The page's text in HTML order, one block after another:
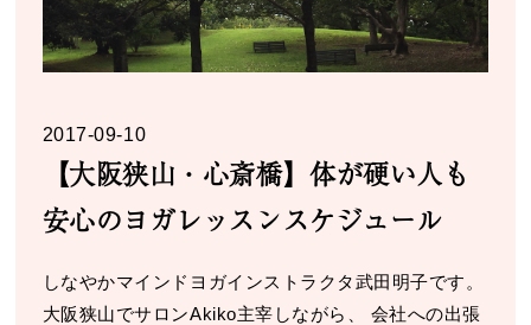
2017-09-10
【大阪狭山・心斎橋】体が硬い人も
安心のヨガレッスンスケジュール
しなやかマインドヨガインストラクタ武田明子です。
大阪狭山でサロンAkiko主宰しながら、 会社への出張